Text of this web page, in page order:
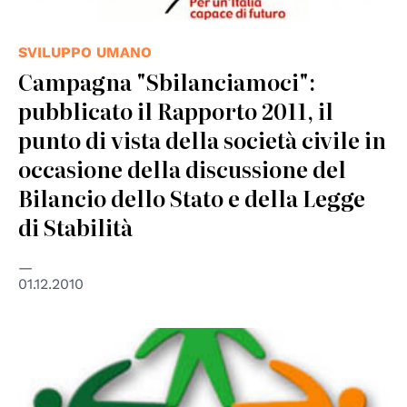
SVILUPPO UMANO
Campagna "Sbilanciamoci":
pubblicato il Rapporto 2011, il
punto di vista della società civile in
occasione della discussione del
Bilancio dello Stato e della Legge
di Stabilità
01.12.2010